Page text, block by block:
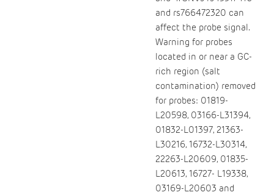
and rs766472320 can
affect the probe signal.
Warning for probes
located in or near a GC-
rich region (salt
contamination) removed
for probes: 01819-
L20598, 03166-L31394,
01832-L01397, 21363-
L30216, 16732-L30314,
22263-L20609, 01835-
L20613, 16727- L19338,
03169-L20603 and